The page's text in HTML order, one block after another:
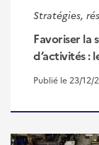
Stratégies,
Favoriser la
d’activités :
Publié le 23/12/